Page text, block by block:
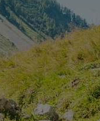
Oktober
November
Dezember